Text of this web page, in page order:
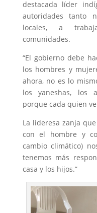
destacada líder
autoridades tanto
locales, a
comunidades.
“El gobierno debe
los hombres y
ahora, no es lo
los yaneshas, los
porque cada quien
La lideresa zanja
con el hombre y
cambio climático)
tenemos más
casa y los hijos.”